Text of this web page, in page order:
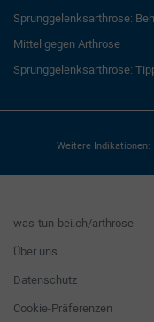
Sprunggelenksarthrose:
Mittel gegen Arthrose
Sprunggelenksarthrose:
Weitere Indikationen:
was-tun-bei.ch/arthrose
Über uns
Datenschutz
Cookie-Präferenzen